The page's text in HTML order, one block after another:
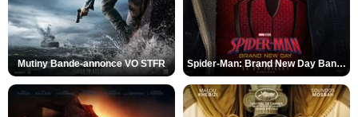
Mutiny Bande-annonce VO STFR Spider-Man: Brand New Day Bande-annonce VO STFR